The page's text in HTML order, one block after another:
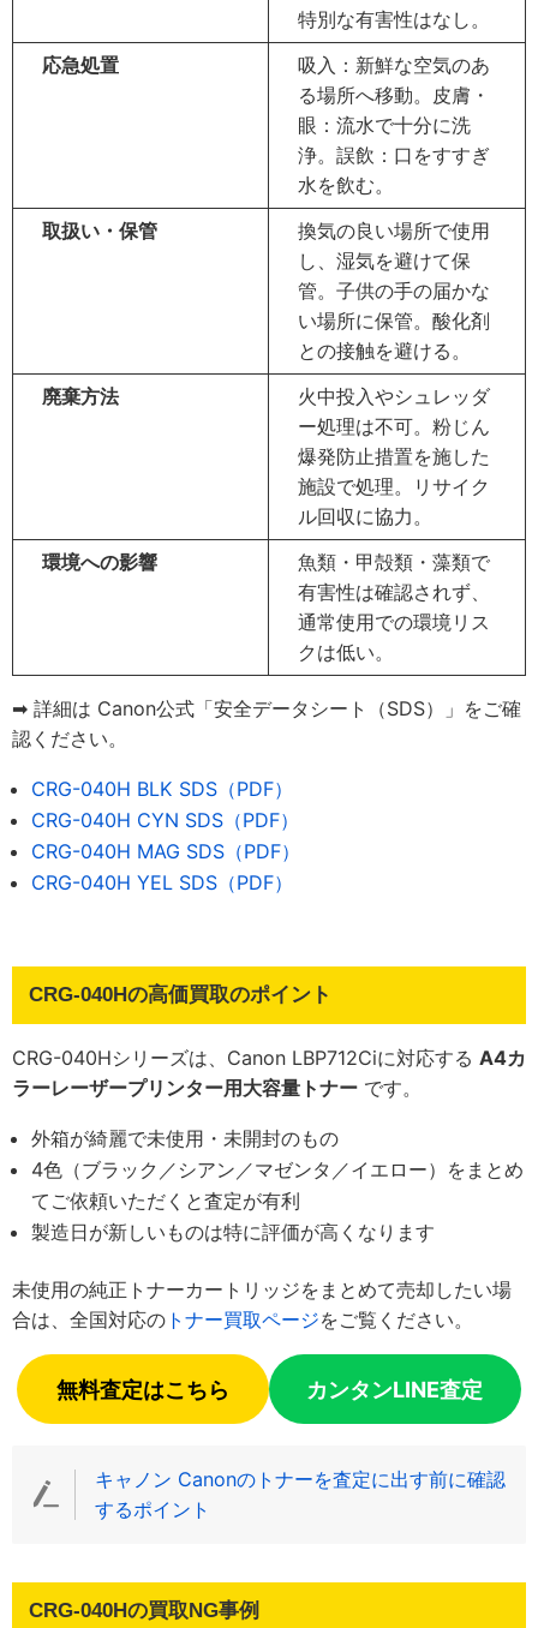
特別な有害性はなし。
応急処置
吸入：新鮮な空気のあ
る場所へ移動。皮膚・
眼：流水で十分に洗
浄。誤飲：口をすすぎ
水を飲む。
取扱い・保管
換気の良い場所で使用
し、湿気を避けて保
管。子供の手の届かな
い場所に保管。酸化剤
との接触を避ける。
廃棄方法
火中投入やシュレッダ
ー処理は不可。粉じん
爆発防止措置を施した
施設で処理。リサイク
ル回収に協力。
環境への影響
魚類・甲殻類・藻類で
有害性は確認されず、
通常使用での環境リス
クは低い。
➡ 詳細は Canon公式「安全データシート（SDS）」をご確
認ください。
CRG-040H BLK SDS（PDF）
CRG-040H CYN SDS（PDF）
CRG-040H MAG SDS（PDF）
CRG-040H YEL SDS（PDF）
CRG-040Hの高価買取のポイント
CRG-040Hシリーズは、Canon LBP712Ciに対応する A4カ
ラーレーザープリンター用大容量トナー です。
外箱が綺麗で未使用・未開封のもの
4色（ブラック／シアン／マゼンタ／イエロー）をまとめ
てご依頼いただくと査定が有利
製造日が新しいものは特に評価が高くなります
未使用の純正トナーカートリッジをまとめて売却したい場
合は、全国対応の トナー買取ページをご覧ください。
無料査定はこちら カンタンLINE査定
キャノン Canonのトナーを査定に出す前に確認
するポイント
CRG-040Hの買取NG事例